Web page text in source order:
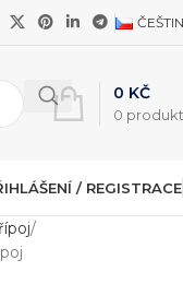
0
0 KČ
/ REGISTRACE